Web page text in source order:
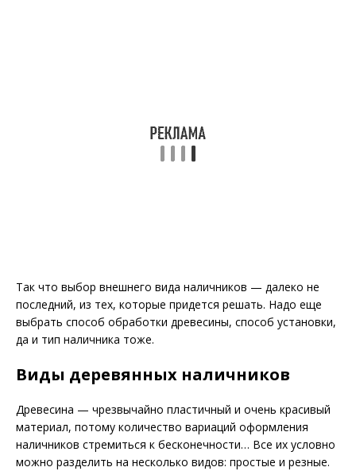
Так что выбор внешнего вида наличников — далеко не
последний, из тех, которые придется решать. Надо еще
выбрать способ обработки древесины, способ установки,
да и тип наличника тоже.
Виды деревянных наличников
Древесина — чрезвычайно пластичный и очень красивый
материал, потому количество вариаций оформления
наличников стремиться к бесконечности… Все их условно
можно разделить на несколько видов: простые и резные.